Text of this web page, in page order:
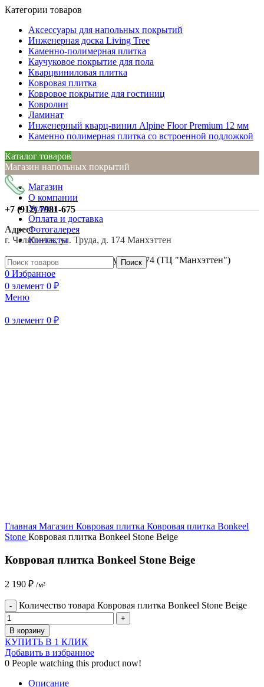
Категории товаров
Аксессуары для напольных покрытий
Инженерная доска Living Tree
Каменно-полимерная плитка
Каучуковое покрытие для пола
Кварцвиниловая плитка
Ковровая плитка
Ковровое покрытие для гостиниц
Ковролин
Ламинат
Инженерный кварц-винил Alpine Floor Premium 12 мм
Каменно полимерная плитка со встроенной подложкой
Каталог товаров
Магазин напольных покрытий
Магазин
О компании
Услуги
Оплата и доставка
Фотогалерея
Контакты
г. Челябинск, ул. Труда, д. 174 (ТЦ "Манхэттен")
+7 (912)7981-675
Адрес:
г. Челябинск, ул. Труда, д. 174 Манхэттен
Поиск
0 Избранное
0 элемент 0 ₽
Меню
0 элемент 0 ₽
Нажмите, чтобы увеличить
Главная Магазин Ковровая плитка Ковровая плитка Bonkeel
Stone Ковровая плитка Bonkeel Stone Beige
Ковровая плитка Bonkeel Stone Beige
2 190 ₽ /м²
Количество товара Ковровая плитка Bonkeel Stone Beige
В корзину
КУПИТЬ В 1 КЛИК
Добавить в избранное
0 People watching this product now!
Описание